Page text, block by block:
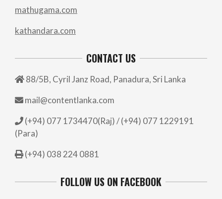
mathugama.com
kathandara.com
CONTACT US
88/5B, Cyril Janz Road, Panadura, Sri Lanka
mail@contentlanka.com
(+94) 077 1734470(Raj) / (+94) 077 1229191
(Para)
(+94) 038 224 0881
FOLLOW US ON FACEBOOK